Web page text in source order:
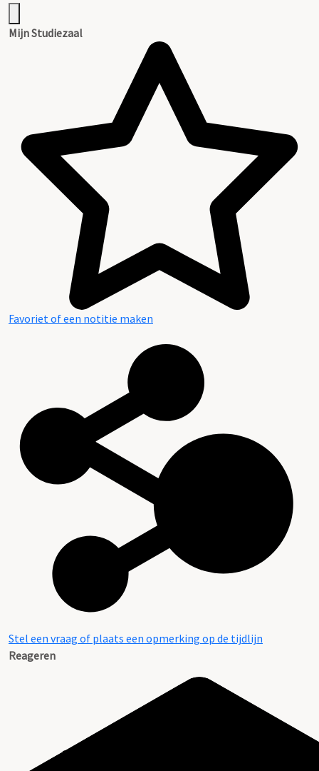
Mijn Studiezaal
Favoriet of een notitie maken
Stel een vraag of plaats een opmerking op de tijdlijn
Reageren